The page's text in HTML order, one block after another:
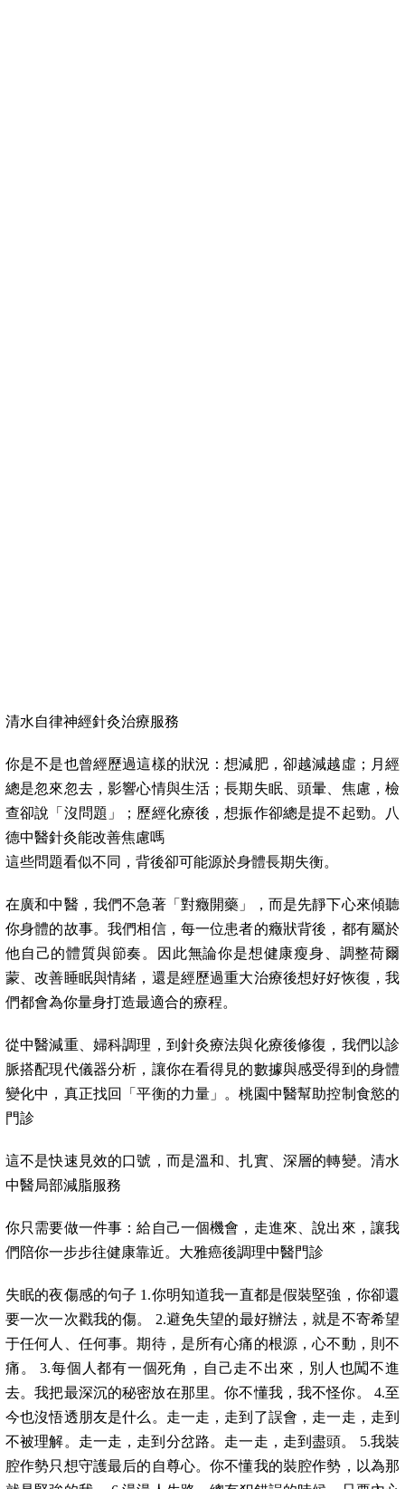
清水自律神經針灸治療服務
你是不是也曾經歷過這樣的狀況：想減肥，卻越減越虛；月經
總是忽來忽去，影響心情與生活；長期失眠、頭暈、焦慮，檢
查卻說「沒問題」；歷經化療後，想振作卻總是提不起勁。八
德中醫針灸能改善焦慮嗎
這些問題看似不同，背後卻可能源於身體長期失衡。
在廣和中醫，我們不急著「對癥開藥」，而是先靜下心來傾聽
你身體的故事。我們相信，每一位患者的癥狀背後，都有屬於
他自己的體質與節奏。因此無論你是想健康瘦身、調整荷爾
蒙、改善睡眠與情緒，還是經歷過重大治療後想好好恢復，我
們都會為你量身打造最適合的療程。
從中醫減重、婦科調理，到針灸療法與化療後修復，我們以診
脈搭配現代儀器分析，讓你在看得見的數據與感受得到的身體
變化中，真正找回「平衡的力量」。桃園中醫幫助控制食慾的
門診
這不是快速見效的口號，而是溫和、扎實、深層的轉變。清水
中醫局部減脂服務
你只需要做一件事：給自己一個機會，走進來、說出來，讓我
們陪你一步步往健康靠近。大雅癌後調理中醫門診
失眠的夜傷感的句子 1.你明知道我一直都是假裝堅強，你卻還
要一次一次戳我的傷。 2.避免失望的最好辦法，就是不寄希望
于任何人、任何事。期待，是所有心痛的根源，心不動，則不
痛。 3.每個人都有一個死角，自己走不出來，別人也闖不進
去。我把最深沉的秘密放在那里。你不懂我，我不怪你。 4.至
今也沒悟透朋友是什么。走一走，走到了誤會，走一走，走到
不被理解。走一走，走到分岔路。走一走，走到盡頭。 5.我裝
腔作勢只想守護最后的自尊心。你不懂我的裝腔作勢，以為那